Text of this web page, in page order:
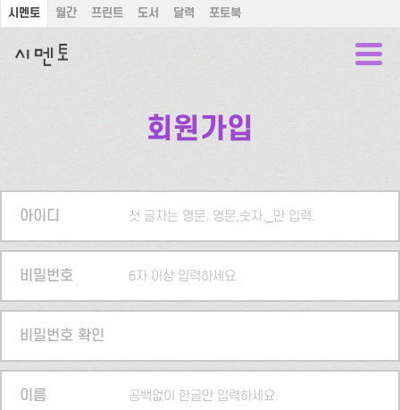
시멘토 월간 프린트 도서 달력 포토북
회원가입
아이디 첫 글자는 영문. 영문,숫자,_만 입력.
비밀번호 6자 이상 입력하세요.
비밀번호 확인
이름 공백없이 한글만 입력하세요.